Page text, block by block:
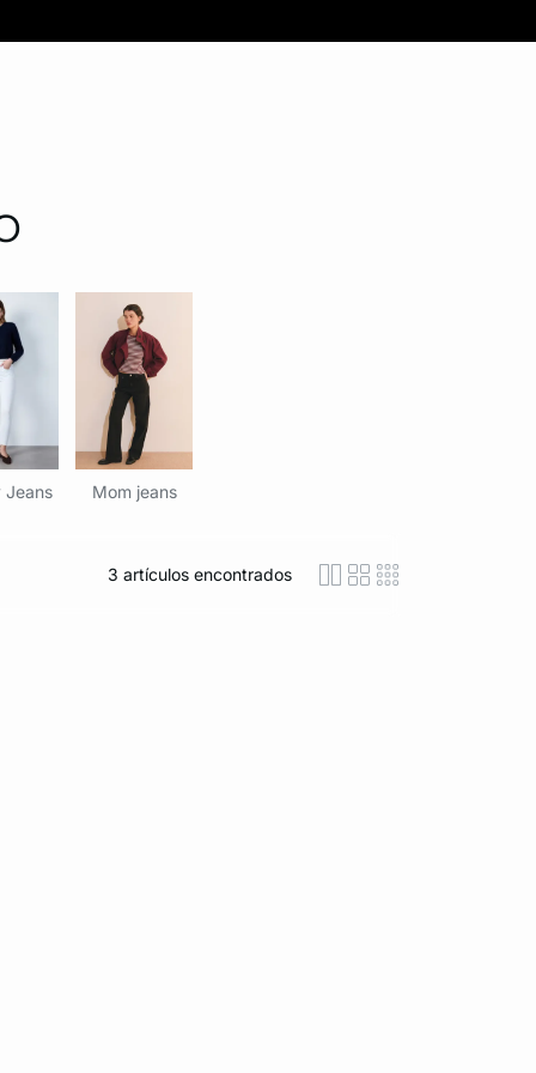
Jeans Mom jeans
3 artículos encontrados icon-layout-
icon-layout-
icon-layout-